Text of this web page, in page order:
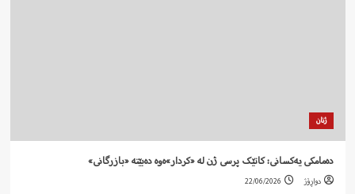
ژنان
دەمامکی یەکسانی: کاتێک پرسی ژن لە «کردار»ەوە دەبێتە «بازرگانی»
دواڕۆژ 22/06/2026